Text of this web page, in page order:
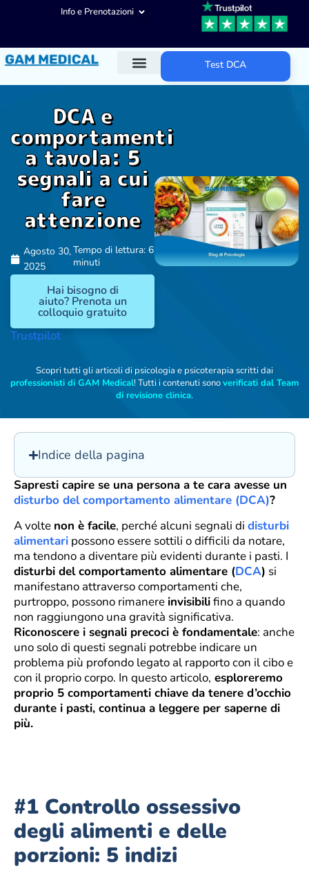
Info e Prenotazioni
Test DCA
DCA e
comportamenti
a tavola: 5
segnali a cui
fare
attenzione
Agosto 30,
2025
Tempo di lettura: 6
minuti
Hai bisogno di
aiuto? Prenota un
colloquio gratuito
Trustpilot
Scopri tutti gli articoli di psicologia e psicoterapia scritti dai
professionisti di GAM Medical! Tutti i contenuti sonoverificati dal Team
di revisione clinica.
Indice della pagina
Sapresti capire se una persona a te cara avesse un
disturbo del comportamento alimentare (DCA)?
A volte non è facile, perché alcuni segnali di disturbi
alimentari possono essere sottili o difficili da notare,
ma tendono a diventare più evidenti durante i pasti. I
disturbi del comportamento alimentare (DCA) si
manifestano attraverso comportamenti che,
purtroppo, possono rimanere invisibilifino a quando
non raggiungono una gravità significativa.
Riconoscere i segnali precoci è fondamentale: anche
uno solo di questi segnali potrebbe indicare un
problema più profondo legato al rapporto con il cibo e
con il proprio corpo. In questo articolo, esploreremo
proprio 5 comportamenti chiave da tenere d’occhio
durante i pasti, continua a leggere per saperne di
più.
#1 Controllo ossessivo
degli alimenti e delle
porzioni: 5 indizi